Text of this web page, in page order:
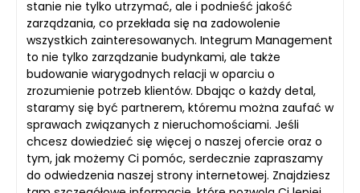
stanie nie tylko utrzymać, ale i podnieść jakość
zarządzania, co przekłada się na zadowolenie
wszystkich zainteresowanych. Integrum Management
to nie tylko zarządzanie budynkami, ale także
budowanie wiarygodnych relacji w oparciu o
zrozumienie potrzeb klientów. Dbając o każdy detal,
staramy się być partnerem, któremu można zaufać w
sprawach związanych z nieruchomościami. Jeśli
chcesz dowiedzieć się więcej o naszej ofercie oraz o
tym, jak możemy Ci pomóc, serdecznie zapraszamy
do odwiedzenia naszej strony internetowej. Znajdziesz